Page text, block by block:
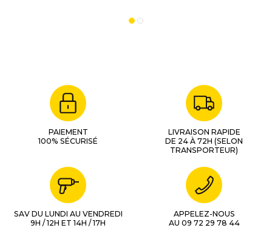
BBSE 1100, BS
PAIEMENT
100% SÉCURISÉ
LIVRAISON RAPIDE
DE 24 À 72H (SELON
TRANSPORTEUR)
SAV DU LUNDI AU VENDREDI
9H / 12H ET 14H / 17H
APPELEZ-NOUS
AU 09 72 29 78 44